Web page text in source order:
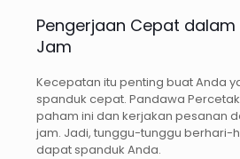
Pengerjaan Cepat
Jam
Kecepatan itu penting buat Anda
spanduk cepat. Pandawa
paham ini dan kerjakan pesanan
jam. Jadi, tunggu-tunggu berhari-
dapat spanduk Anda.